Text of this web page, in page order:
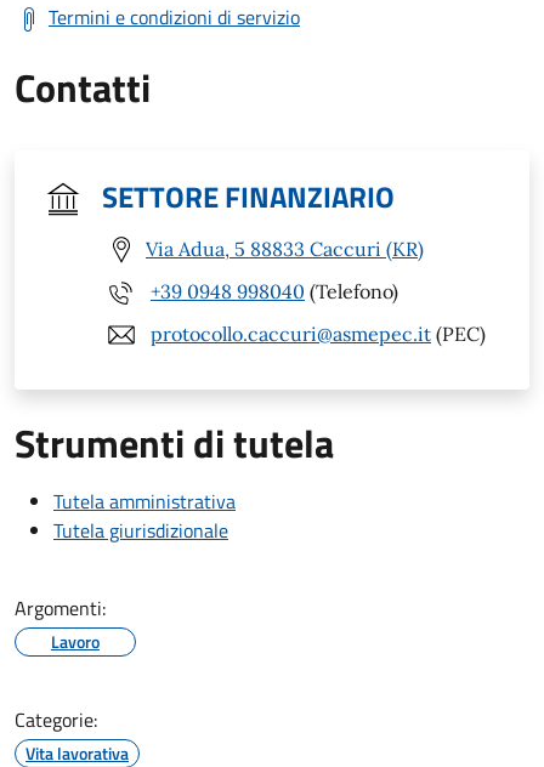
Termini e condizioni di servizio
Contatti
SETTORE FINANZIARIO
Via Adua, 5 88833 Caccuri (KR)
+39 0948 998040 (Telefono)
protocollo.caccuri@asmepec.it (PEC)
Strumenti di tutela
Tutela amministrativa
Tutela giurisdizionale
Argomenti:
Lavoro
Categorie:
Vita lavorativa